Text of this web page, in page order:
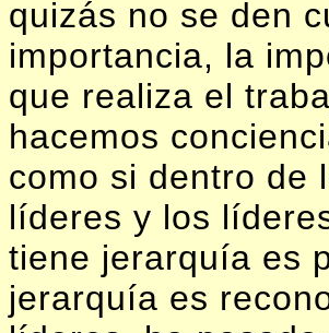
quizás no se den
importancia, la
que realiza el
hacemos
como si dentro de
líderes y los
tiene jerarquía es
jerarquía es